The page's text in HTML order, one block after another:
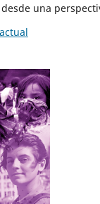
una